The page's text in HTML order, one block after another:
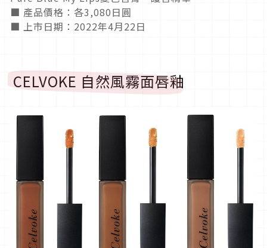
■ 產品價格：各3,080日圓
■ 上市日期：2022年4月22日
CELVOKE 自然風霧面唇釉